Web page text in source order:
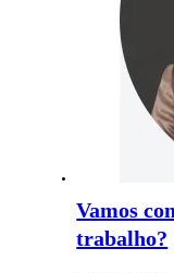
Vamos
trabalho?